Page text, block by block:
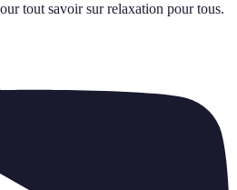
tout savoir sur relaxation pour tous.